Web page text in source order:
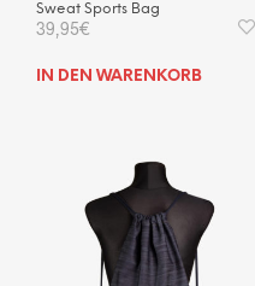
Sweat Sports Bag
39,95€
IN DEN WARENKORB